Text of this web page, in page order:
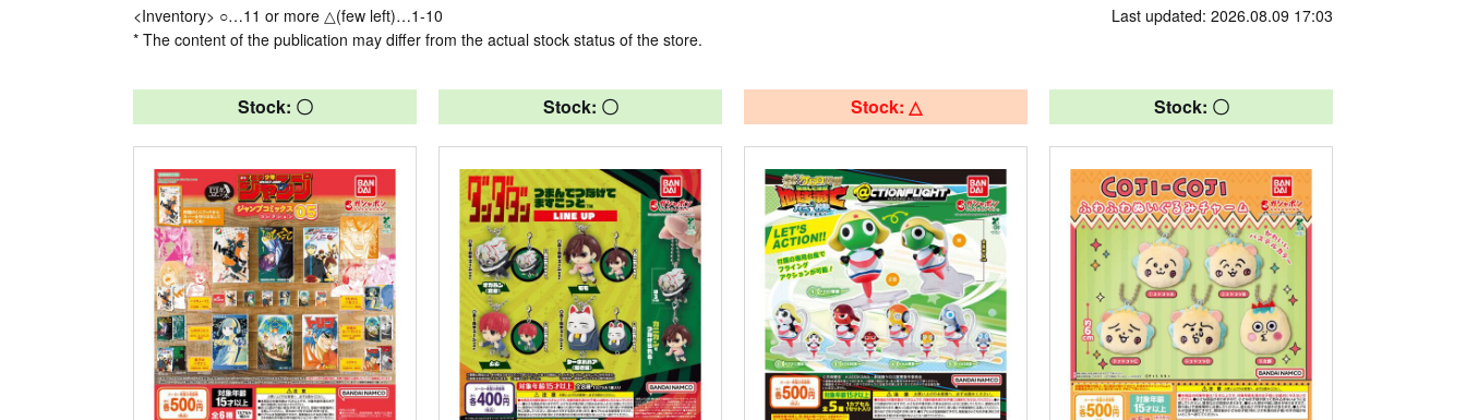
<Inventory> ○…11 or more △(few left)…1-10
* The content of the publication may differ from the actual stock status of the store.
Last updated: 2026.08.09 17:03
Stock: 〇 Stock: 〇 Stock: △ Stock: 〇